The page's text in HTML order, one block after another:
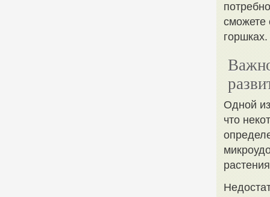
сможете
горшках.
Одной
что